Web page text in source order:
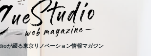
が綴る東京リノベーション情報マガジン